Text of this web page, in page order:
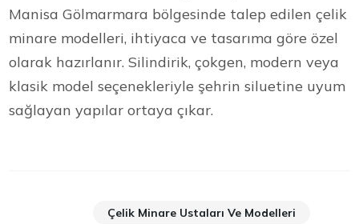
Manisa Gölmarmara bölgesinde talep edilen çelik
minare modelleri, ihtiyaca ve tasarıma göre özel
olarak hazırlanır. Silindirik, çokgen, modern veya
klasik model seçenekleriyle şehrin siluetine uyum
sağlayan yapılar ortaya çıkar.
Çelik Minare Ustaları Ve Modelleri